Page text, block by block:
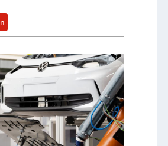
i
t
ü
r
S
f
t
w
a
F
a
u
h
o
f
e